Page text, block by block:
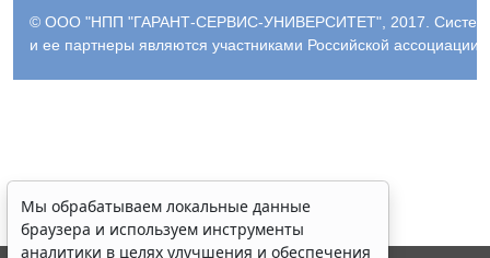
© ООО "НПП "ГАРАНТ-СЕРВИС-УНИВЕРСИТЕТ", 2017. Система
и ее партнеры являются участниками Российской
Мы обрабатываем локальные данные
браузера и используем инструменты
аналитики в целях улучшения и обеспечения